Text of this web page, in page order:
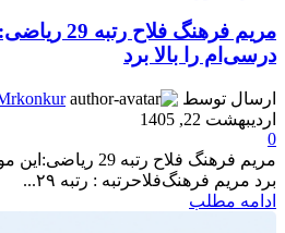
مریم فرهنگ
درسی‌ام را بالا برد
ارسال توسط
اردیبهشت 22, 1405
0
مریم فرهنگ فلاح
برد مریم فرهنگ‌فلاحرتبه : رتبه ۲۹...
ادامه مطلب